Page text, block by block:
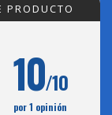
PRODUCTO
10/10
por 1 opinión